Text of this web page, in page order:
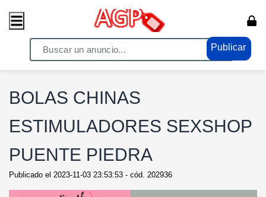
Publicar
/ Moda - Belleza / Ropa y Calzado
BOLAS CHINAS
ESTIMULADORES SEXSHOP
PUENTE PIEDRA
Publicado el 2023-11-03 23:53:53 - cód. 202936